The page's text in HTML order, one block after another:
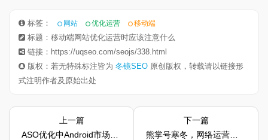
标签： 网站 优化运营 移动端
标题：移动端网站优化运营时应该注意什么
链接：https://uqseo.com/seojs/338.html
版权：若无特殊标注皆为 冬镜SEO 原创版权，转载请以链接形
式注明作者及原始出处
上一篇
ASO优化中Android市场与iOS市场有何区别呢
下一篇
熊掌号寒冬，网络运营人员应该怎么优化网站呢